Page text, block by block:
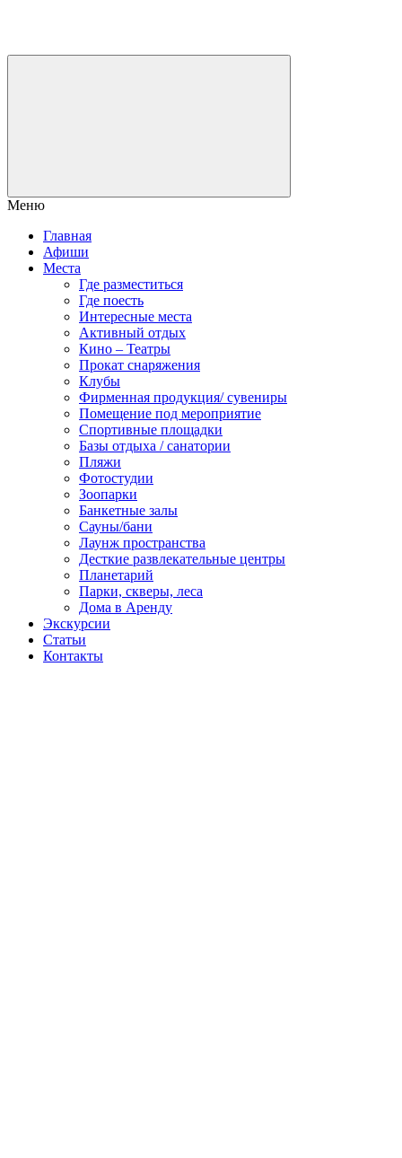
Меню
Главная
Афиши
Места
Где разместиться
Где поесть
Интересные места
Активный отдых
Кино – Театры
Прокат снаряжения
Клубы
Фирменная продукция/ сувениры
Помещение под мероприятие
Спортивные площадки
Базы отдыха / санатории
Пляжи
Фотостудии
Зоопарки
Банкетные залы
Сауны/бани
Лаунж пространства
Десткие развлекательные центры
Планетарий
Парки, скверы, леса
Дома в Аренду
Экскурсии
Статьи
Контакты